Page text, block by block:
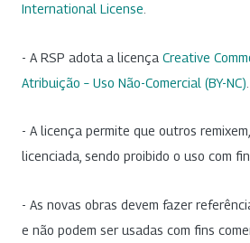
International License
- A RSP adota a licença Creative
Atribuição – Uso Não-Comercial (BY-NC)
- A licença permite que outros
licenciada, sendo proibido o uso com
- As novas obras devem fazer
e não podem ser usadas com fins